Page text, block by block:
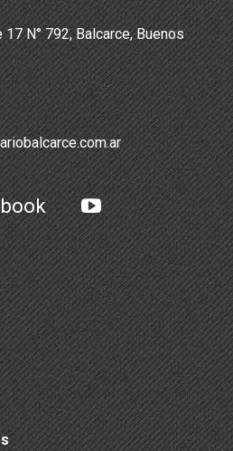
N° 792, Balcarce, Buenos